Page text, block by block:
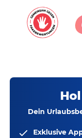
Dein
Exklusive